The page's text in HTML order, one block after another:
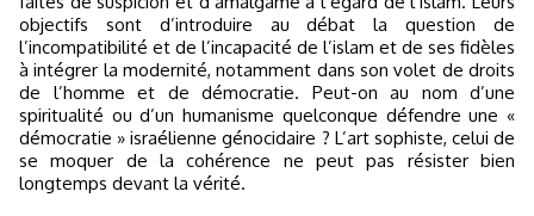
objectifs sont d’introduire au débat la question de
l’incompatibilité et de l’incapacité de l’islam et de ses fidèles
à intégrer la modernité, notamment dans son volet de droits
de l’homme et de démocratie. Peut-on au nom d’une
spiritualité ou d’un humanisme quelconque défendre une «
démocratie » israélienne génocidaire ? L’art sophiste, celui de
se moquer de la cohérence ne peut pas résister bien
longtemps devant la vérité.